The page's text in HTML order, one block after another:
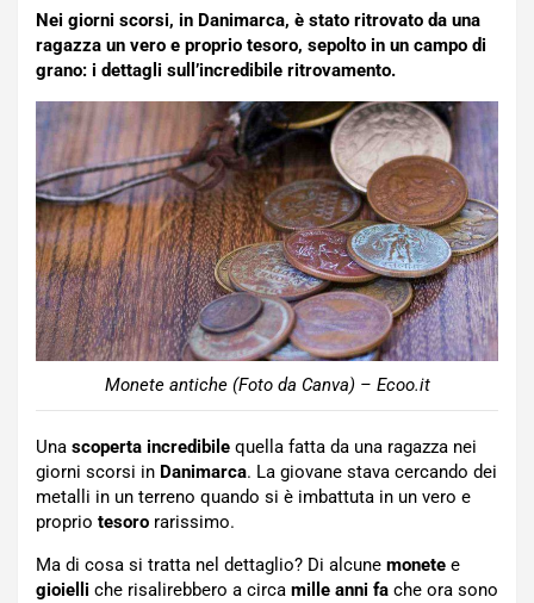
Nei giorni scorsi, in Danimarca, è stato ritrovato da una
ragazza un vero e proprio tesoro, sepolto in un campo di
grano: i dettagli sull’incredibile ritrovamento.
Monete antiche (Foto da Canva) – Ecoo.it
Una scoperta incredibile quella fatta da una ragazza nei
giorni scorsi in Danimarca. La giovane stava cercando dei
metalli in un terreno quando si è imbattuta in un vero e
proprio tesoro rarissimo.
Ma di cosa si tratta nel dettaglio? Di alcune monete e
gioielli che risalirebbero a circa mille anni fa che ora sono